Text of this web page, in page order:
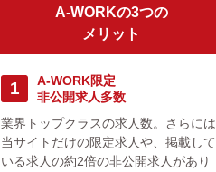
A-WORKの3つの
メリット
1
A-WORK限定
非公開求人多数
業界トップクラスの求人数。さらには
当サイトだけの限定求人や、掲載して
いる求人の約2倍の非公開求人があり